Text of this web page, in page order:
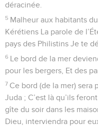
déracinée.
5 Malheur aux habitants
Kérétiens La parole de
pays des Philistins Je te
6 Le bord de la mer
pour les bergers, Et des
7 Ce bord (de la mer) sera
Juda ; C’est là qu’ils
gîte du soir dans les
Dieu, interviendra pour